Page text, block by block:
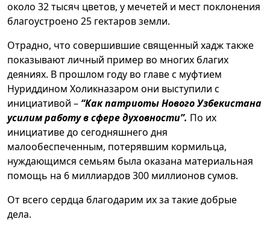
около 32 тысяч цветов, у мечетей и мест поклонения
благоустроено 25 гектаров земли.
Отрадно, что совершившие священный хадж также
показывают личный пример во многих благих
деяниях. В прошлом году во главе с муфтием
Нуриддином Холикназаром они выступили с
инициативой – “Как патриоты Нового Узбекистана
усилим работу в сфере духовности”. По их
инициативе до сегодняшнего дня
малообеспеченным, потерявшим кормильца,
нуждающимся семьям была оказана материальная
помощь на 6 миллиардов 300 миллионов сумов.
От всего сердца благодарим их за такие добрые
дела.